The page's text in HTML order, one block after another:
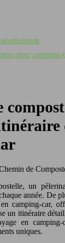
pour camping-
un
année. De
en camping-car,
un itinéraire
en
uniques.